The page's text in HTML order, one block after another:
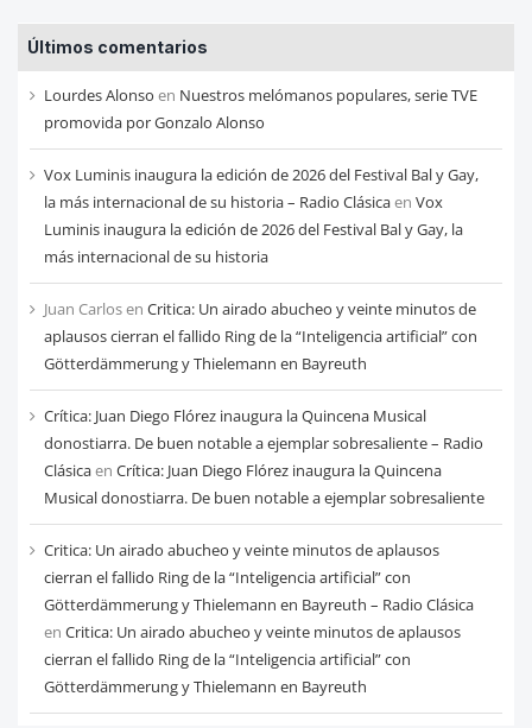
entradas
de
cada
mes
Últimos comentarios
Lourdes Alonso en Nuestros melómanos populares, serie TVE
promovida por Gonzalo Alonso
Vox Luminis inaugura la edición de 2026 del Festival Bal y Gay,
la más internacional de su historia – Radio Clásicaen Vox
Luminis inaugura la edición de 2026 del Festival Bal y Gay, la
más internacional de su historia
Juan Carlosen Critica: Un airado abucheo y veinte minutos de
aplausos cierran el fallido Ring de la “Inteligencia artificial” con
Götterdämmerung y Thielemann en Bayreuth
Crítica: Juan Diego Flórez inaugura la Quincena Musical
donostiarra. De buen notable a ejemplar sobresaliente – Radio
Clásicaen Crítica: Juan Diego Flórez inaugura la Quincena
Musical donostiarra. De buen notable a ejemplar sobresaliente
Critica: Un airado abucheo y veinte minutos de aplausos
cierran el fallido Ring de la “Inteligencia artificial” con
Götterdämmerung y Thielemann en Bayreuth – Radio Clásica
en Critica: Un airado abucheo y veinte minutos de aplausos
cierran el fallido Ring de la “Inteligencia artificial” con
Götterdämmerung y Thielemann en Bayreuth